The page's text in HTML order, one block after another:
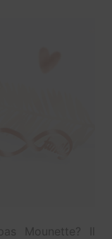
Mounette? Il